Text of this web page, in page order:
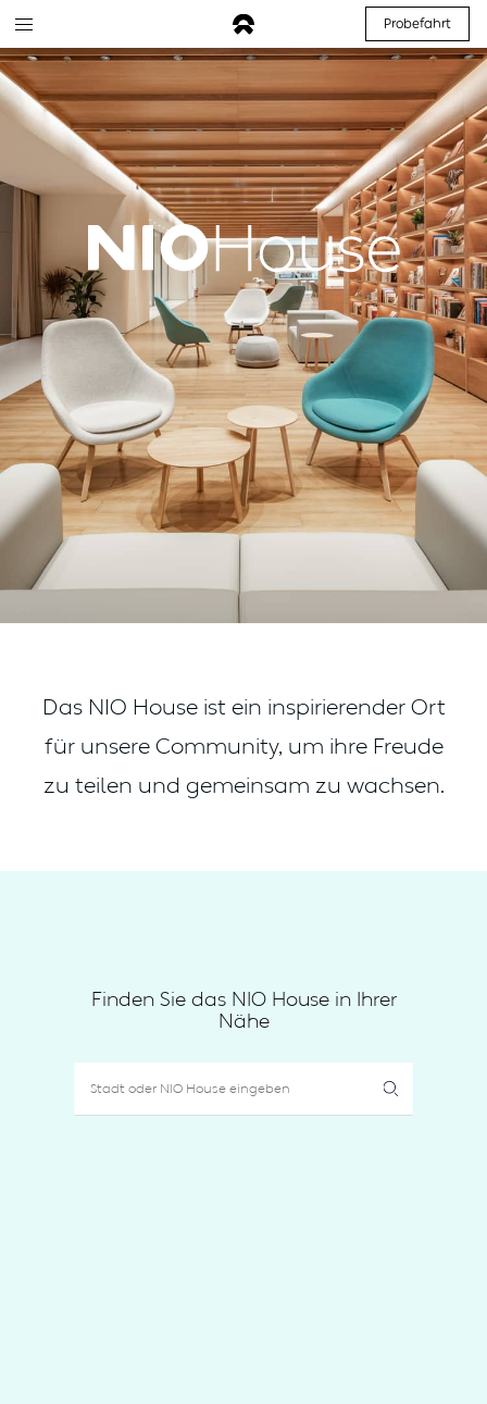
Probefahrt
Das NIO House ist ein inspirierender Ort
für unsere Community, um ihre Freude
zu teilen und gemeinsam zu wachsen.
Finden Sie das NIO House in Ihrer
Nähe